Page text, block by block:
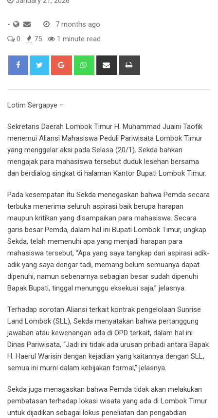
-
7 months ago
0
75 1 minute read
Google+ WhatsappShare
Lotim Sergapye –
Sekretaris Daerah Lombok Timur H. Muhammad Juaini Taofik
menemui Aliansi Mahasiswa Peduli Pariwisata Lombok Timur
yang menggelar aksi pada Selasa (20/1). Sekda bahkan
mengajak para mahasiswa tersebut duduk lesehan bersama
dan berdialog singkat di halaman Kantor Bupati Lombok Timur.
Pada kesempatan itu Sekda menegaskan bahwa Pemda secara
terbuka menerima seluruh aspirasi baik berupa harapan
maupun kritikan yang disampaikan para mahasiswa. Secara
garis besar Pemda, dalam hal ini Bupati Lombok Timur, ungkap
Sekda, telah memenuhi apa yang menjadi harapan para
mahasiswa tersebut, “Apa yang saya tangkap dari aspirasi adik-
adik yang saya dengar tadi, memang belum semuanya dapat
dipenuhi, namun sebenarnya sebagian besar sudah dipenuhi
Bapak Bupati, tinggal menunggu eksekusi saja,” jelasnya.
Terhadap sorotan Aliansi terkait kontrak pengelolaan Sunrise
Land Lombok (SLL), Sekda menyatakan bahwa pertanggung
jawaban atau kewenangan ada di OPD terkait, dalam hal ini
Dinas Pariwisata, “Jadi ini tidak ada urusan pribadi antara Bapak
H. Haerul Warisin dengan kejadian yang kaitannya dengan SLL,
semua ini murni dalam kebijakan formal,” jelasnya.
Sekda juga menagaskan bahwa Pemda tidak akan melakukan
pembatasan terhadap lokasi wisata yang ada di Lombok Timur
untuk dijadikan sebagai lokus peneliatan dan pengabdian